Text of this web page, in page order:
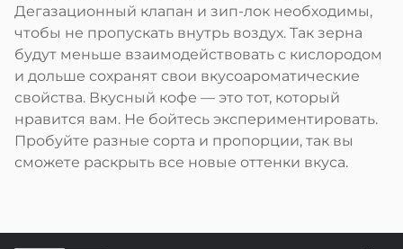
Дегазационный клапан и зип-лок необходимы,
чтобы не пропускать внутрь воздух. Так зерна
будут меньше взаимодействовать с кислородом
и дольше сохранят свои вкусоароматические
свойства. Вкусный кофе — это тот, который
нравится вам. Не бойтесь экспериментировать.
Пробуйте разные сорта и пропорции, так вы
сможете раскрыть все новые оттенки вкуса.